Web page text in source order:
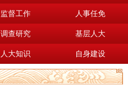
监督工作 人事任免
调查研究 基层人大
人大知识 自身建设